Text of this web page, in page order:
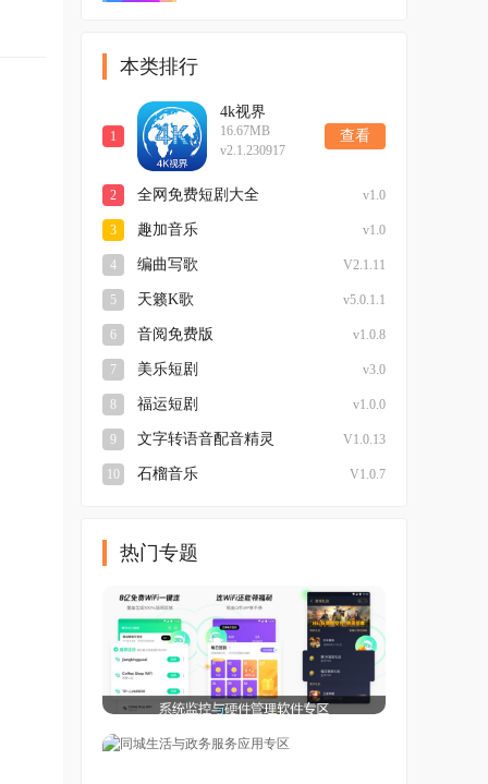
本类排行
1
4k视界
16.67MB
v2.1.230917
查看
2 全网免费短剧大全 v1.0
3 趣加音乐 v1.0
4 编曲写歌 V2.1.11
5 天籁K歌 v5.0.1.1
6 音阅免费版 v1.0.8
7 美乐短剧 v3.0
8 福运短剧 v1.0.0
9 文字转语音配音精灵 V1.0.13
10 石榴音乐 V1.0.7
热门专题